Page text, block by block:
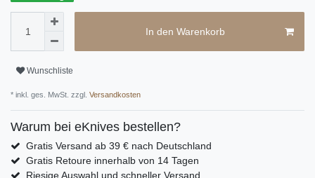
In den Warenkorb
Wunschliste
* inkl. ges. MwSt. zzgl. Versandkosten
Warum bei eKnives bestellen?
Gratis Versand ab 39 € nach Deutschland
Gratis Retoure innerhalb von 14 Tagen
Riesige Auswahl und schneller Versand